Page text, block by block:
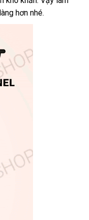
Hiệu
hơn chất
lượng
nhéhàng
.